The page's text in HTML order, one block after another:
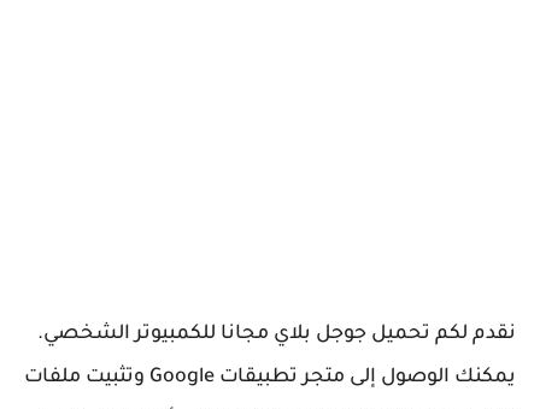
نقدم لكم تحميل جوجل بلاي مجانا للكمبيوتر الشخصي.
يمكنك الوصول إلى متجر تطبيقات Google وتثبيت ملفات